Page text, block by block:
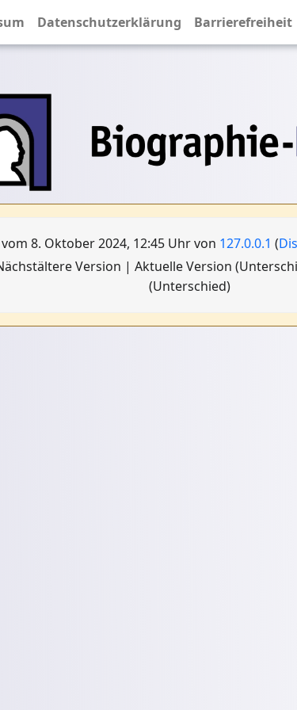
Datenschutzerklärung Barrierefreiheit
8. Oktober 2024, 12:45 Uhr von 127.0.0.1 (
Version | Aktuelle Version
(Unterschied)